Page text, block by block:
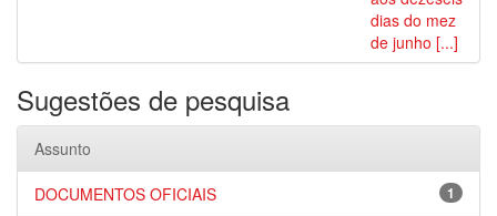
dias do mez
de junho [...]
Sugestões de pesquisa
Assunto
1
DOCUMENTOS OFICIAIS